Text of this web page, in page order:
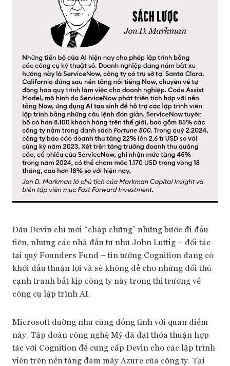
Dẫu Devin chỉ mới “chập chững” những bước đi đầu
tiên, nhưng các nhà đầu tư như John Luttig – đối tác
tại quỹ Founders Fund – tin tưởng Cognition đang có
khởi đầu thuận lợi và sẽ không dễ cho những đối thủ
cạnh tranh bắt kịp công ty này trong thị trường về
công cụ lập trình AI.
Microsoft dường như cũng đồng tình với quan điểm
này. Tập đoàn công nghệ Mỹ đã đạt thỏa thuận hợp
tác với Cognition để cung cấp Devin cho các lập trình
viên trên nền tảng đám mây Azure của công ty. Tại